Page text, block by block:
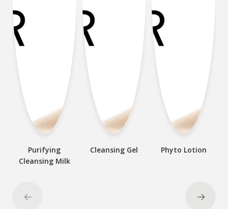
Purifying
Cleansing Milk
Cleansing Gel Phyto Lotion